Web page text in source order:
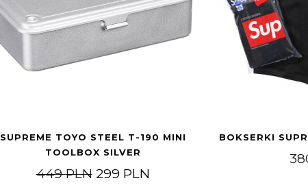
SUPREME TOYO STEEL T-190 MINI
TOOLBOX SILVER
449PLN Pierwotna cena wynosiła: 449
299 PLNAktualna cena wynosi:
BOKSERKI